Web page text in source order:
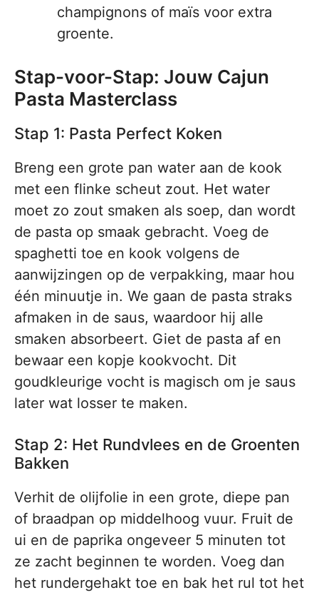
champignons of maïs voor extra
groente.
Stap-voor-Stap: Jouw Cajun
Pasta Masterclass
Stap 1: Pasta Perfect Koken
Breng een grote pan water aan de kook
met een flinke scheut zout. Het water
moet zo zout smaken als soep, dan wordt
de pasta op smaak gebracht. Voeg de
spaghetti toe en kook volgens de
aanwijzingen op de verpakking, maar hou
één minuutje in. We gaan de pasta straks
afmaken in de saus, waardoor hij alle
smaken absorbeert. Giet de pasta af en
bewaar een kopje kookvocht. Dit
goudkleurige vocht is magisch om je saus
later wat losser te maken.
Stap 2: Het Rundvlees en de Groenten
Bakken
Verhit de olijfolie in een grote, diepe pan
of braadpan op middelhoog vuur. Fruit de
ui en de paprika ongeveer 5 minuten tot
ze zacht beginnen te worden. Voeg dan
het rundergehakt toe en bak het rul tot het